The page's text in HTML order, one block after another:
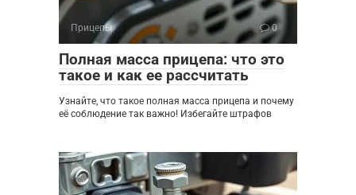
Прицепы 0
Полная масса прицепа: что это
такое и как ее рассчитать
Узнайте, что такое полная масса прицепа и почему
её соблюдение так важно! Избегайте штрафов